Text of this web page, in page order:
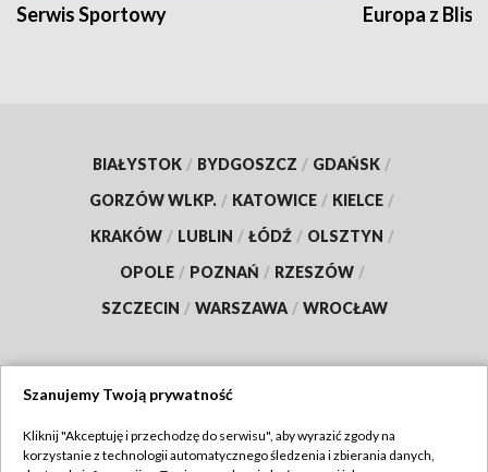
Serwis Sportowy Europa z
BIAŁYSTOK / BYDGOSZCZ / GDAŃSK /
GORZÓW WLKP. / KATOWICE / KIELCE /
KRAKÓW / LUBLIN / ŁÓDŹ / OLSZTYN /
OPOLE / POZNAŃ / RZESZÓW /
SZCZECIN / WARSZAWA / WROCŁAW
TVP
Szanujemy Twoją prywatność
Kliknij "Akceptuję i przechodzę do serwisu", aby wyrazić zgody na
korzystanie z technologii automatycznego śledzenia i zbierania danych,